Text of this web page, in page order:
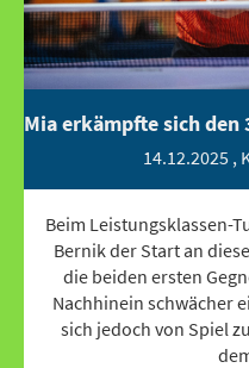
14.12.2025 ,
Beim Leistungsklassen-
Bernik der Start an
die beiden ersten
Nachhinein schwächer
sich jedoch von Spiel